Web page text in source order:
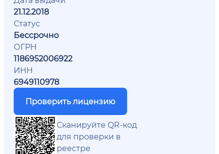
21.12.2018
Статус
Бессрочно
ОГРН
1186952006922
ИНН
6949110978
Проверить лицензию
Сканируйте QR-код
для проверки в
реестре